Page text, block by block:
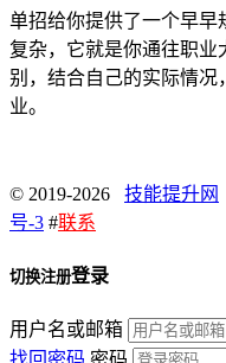
单招给你提供了一个早早
复杂，它就是你通往职业
别，结合自己的实际情况
业。
© 2019-2026 技能提升网
号-3 #联系
切换注册登录
用户名或邮箱